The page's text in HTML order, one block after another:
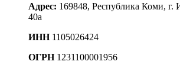
Адрес: 169848, Республика Коми, г.
40а
ИНН1105026424
ОГРН1231100001956